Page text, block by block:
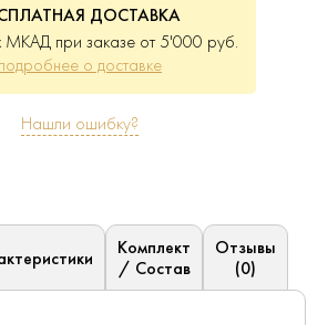
ДОСТАВКА
МКАД при заказе от 5'000 руб.
подробнее о доставке
Нашли ошибку?
Комплект
/ Состав
Отзывы
(0)